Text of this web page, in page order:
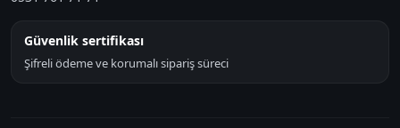
Güvenlik sertifikası
Şifreli ödeme ve korumalı sipariş süreci